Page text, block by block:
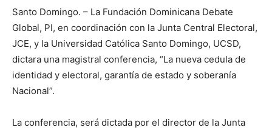
Santo Domingo. – La Fundación Dominicana Debate
Global, PI, en coordinación con la Junta Central Electoral,
JCE, y la Universidad Católica Santo Domingo, UCSD,
dictara una magistral conferencia, “La nueva cedula de
identidad y electoral, garantía de estado y soberanía
Nacional”.
La conferencia, será dictada por el director de la Junta